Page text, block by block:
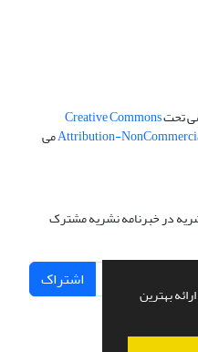
بهترین
تحتCreative Commons
Attribution-می
در خبرنامه نشریه مشترک
اشتراک